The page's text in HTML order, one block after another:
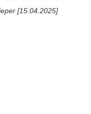
[15.04.2025]